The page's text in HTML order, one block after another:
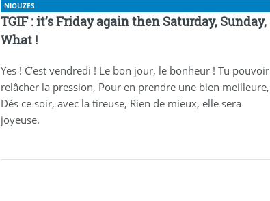
NIOUZES
TGIF : it’s Friday again then Saturday, Sunday,
What !
Yes ! C’est vendredi ! Le bon jour, le bonheur ! Tu pouvoir
relâcher la pression, Pour en prendre une bien meilleure,
Dès ce soir, avec la tireuse, Rien de mieux, elle sera
joyeuse.